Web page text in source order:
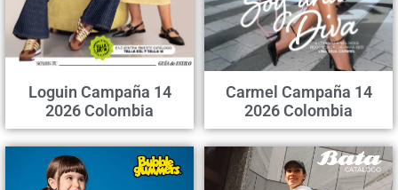
Loguin Campaña 14
2026 Colombia
Carmel Campaña 14
2026 Colombia